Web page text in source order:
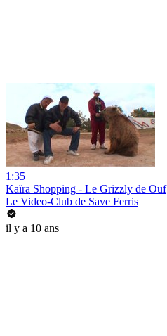
1:35
Kaïra Shopping - Le Grizzly de Ouf
Le Video-Club de Save Ferris
il y a 10 ans